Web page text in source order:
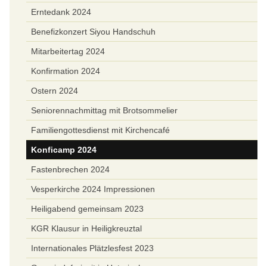
Erntedank 2024
Benefizkonzert Siyou Handschuh
Mitarbeitertag 2024
Konfirmation 2024
Ostern 2024
Seniorennachmittag mit Brotsommelier
Familiengottesdienst mit Kirchencafé
Konficamp 2024
Fastenbrechen 2024
Vesperkirche 2024 Impressionen
Heiligabend gemeinsam 2023
KGR Klausur in Heiligkreuztal
Internationales Plätzlesfest 2023